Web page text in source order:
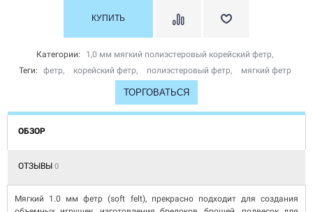
Категории: 1,0 мм мягкий полиэстеровый корейский фетр,
Теги:
фетр, корейский фетр, полиэстеровый фетр, мягкий фетр
ТОРГОВАТЬСЯ
ОБЗОР
ОТЗЫВЫ 0
Мягкий 1.0 мм фетр (soft felt), прекрасно подходит для создания